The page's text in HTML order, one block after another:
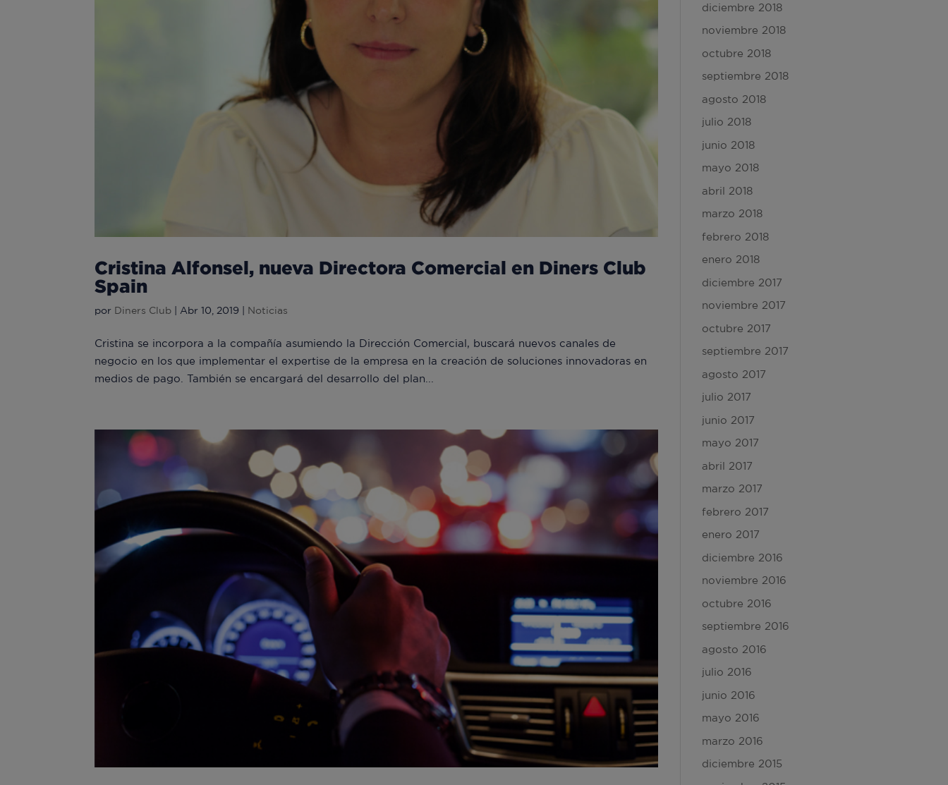
Cristina Alfonsel, nueva Directora Comercial en Diners Club
Spain
por Diners Club Abr 10, 2019 Noticias
Cristina se incorpora a la compañía asumiendo la Dirección Comercial, buscará nuevos canales de
negocio en los que implementar el expertise de la empresa en la creación de soluciones innovadoras en
medios de pago. También se encargará del desarrollo del plan...
diciembre 2018
noviembre 2018
octubre 2018
septiembre 2018
agosto 2018
julio 2018
junio 2018
mayo 2018
abril 2018
marzo 2018
febrero 2018
enero 2018
diciembre 2017
noviembre 2017
octubre 2017
septiembre 2017
agosto 2017
julio 2017
junio 2017
mayo 2017
abril 2017
marzo 2017
febrero 2017
enero 2017
diciembre 2016
noviembre 2016
octubre 2016
septiembre 2016
agosto 2016
julio 2016
junio 2016
mayo 2016
marzo 2016
diciembre 2015